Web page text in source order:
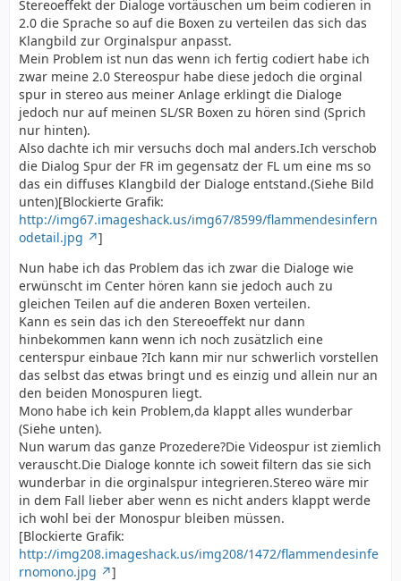
Stereoeffekt der Dialoge vortäuschen um beim codieren in
2.0 die Sprache so auf die Boxen zu verteilen das sich das
Klangbild zur Orginalspur anpasst.
Mein Problem ist nun das wenn ich fertig codiert habe ich
zwar meine 2.0 Stereospur habe diese jedoch die orginal
spur in stereo aus meiner Anlage erklingt die Dialoge
jedoch nur auf meinen SL/SR Boxen zu hören sind (Sprich
nur hinten).
Also dachte ich mir versuchs doch mal anders.Ich verschob
die Dialog Spur der FR im gegensatz der FL um eine ms so
das ein diffuses Klangbild der Dialoge entstand.(Siehe Bild
unten)[Blockierte Grafik:
http://img67.imageshack.us/img67/8599/flammendesinfern
odetail.jpg
]
Nun habe ich das Problem das ich zwar die Dialoge wie
erwünscht im Center hören kann sie jedoch auch zu
gleichen Teilen auf die anderen Boxen verteilen.
Kann es sein das ich den Stereoeffekt nur dann
hinbekommen kann wenn ich noch zusätzlich eine
centerspur einbaue ?Ich kann mir nur schwerlich vorstellen
das selbst das etwas bringt und es einzig und allein nur an
den beiden Monospuren liegt.
Mono habe ich kein Problem,da klappt alles wunderbar
(Siehe unten).
Nun warum das ganze Prozedere?Die Videospur ist ziemlich
verauscht.Die Dialoge konnte ich soweit filtern das sie sich
wunderbar in die orginalspur integrieren.Stereo wäre mir
in dem Fall lieber aber wenn es nicht anders klappt werde
ich wohl bei der Monospur bleiben müssen.
[Blockierte Grafik:
http://img208.imageshack.us/img208/1472/flammendesinfe
rnomono.jpg
]